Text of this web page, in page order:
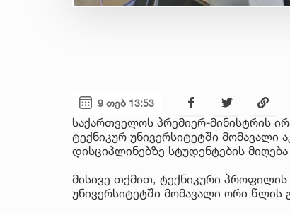
9 თებ 13:53
საქართველოს პრემიერ-მინისტრის
ტექნიკურ უნივერსიტეტში
დისციპლინებზე სტუდენტების
მისივე თქმით, ტექნიკური
უნივერსიტეტში მომავალი ორი წლის